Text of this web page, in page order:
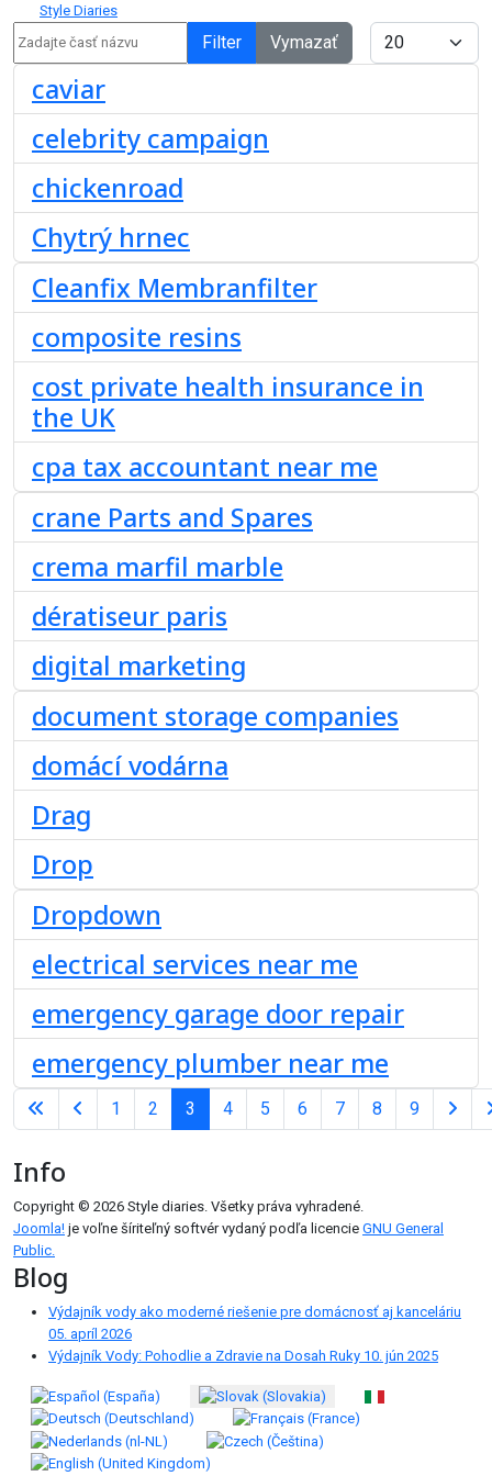
Style Diaries
Zadajte časť názvu
Filter Vymazať
Zobrazené položky
caviar
celebrity campaign
chickenroad
Chytrý hrnec
Cleanfix Membranfilter
composite resins
cost private health insurance in
the UK
cpa tax accountant near me
crane Parts and Spares
crema marfil marble
dératiseur paris
digital marketing
document storage companies
domácí vodárna
Drag
Drop
Dropdown
electrical services near me
emergency garage door repair
emergency plumber near me
Strana 3 z 9
1 2 3 4 5 6 7 8 9
Info
Copyright © 2026 Style diaries. Všetky práva vyhradené.
Joomla! je voľne šíriteľný softvér vydaný podľa licencie GNU General
Public.
Blog
Výdajník vody ako moderné riešenie pre domácnosť aj kanceláriu
05. apríl 2026
Výdajník Vody: Pohodlie a Zdravie na Dosah Ruky 10. jún 2025
Vyberte váš jazyk